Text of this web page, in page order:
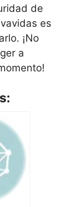
de
es
¡No
a